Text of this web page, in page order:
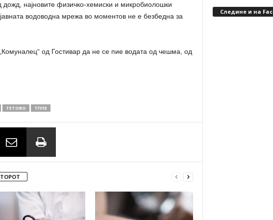
најновите физичко-хемиски и микробиолошки
водоводна мрежа во моментов не е безбедна за
од Гостивар да не се пие водата од чешма, од
ТЕТОВО ТППЕ
Следине и на